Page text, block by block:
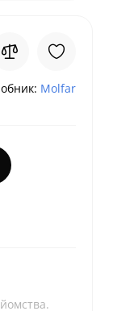
Molfar